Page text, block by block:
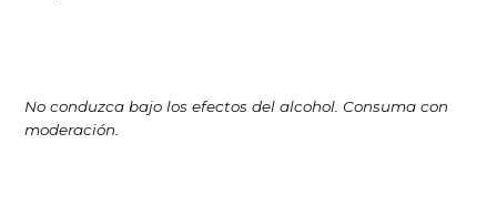
No conduzca bajo los efectos del alcohol. Consuma con
moderación.